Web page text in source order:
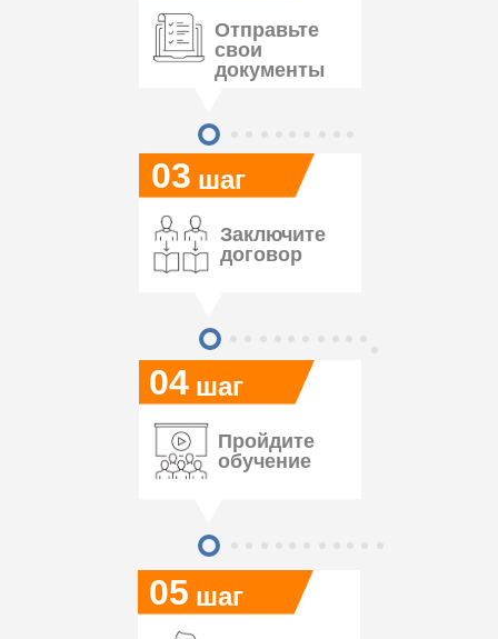
05
04
03 шаг
шаг
шаг
Отправьте
свои
документы
Заключите
договор
Пройдите
обучение